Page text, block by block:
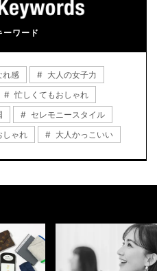
ーワード
れ感
大人の女子力
忙しくてもおしゃれ
セレモニースタイル
しゃれ 大人かっこいい